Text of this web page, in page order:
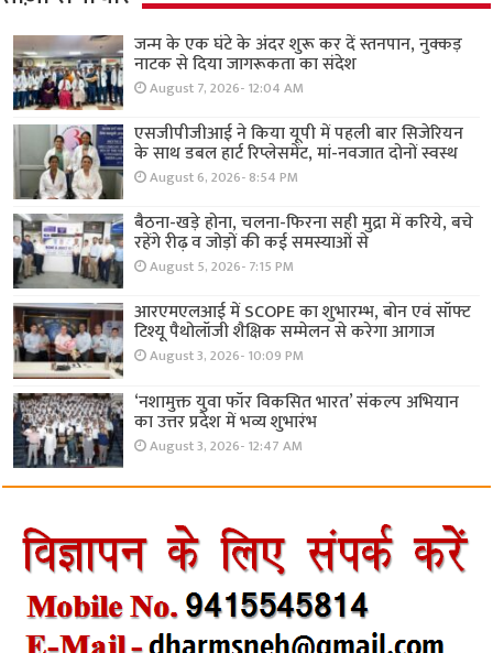
जन्म के एक घंटे के अंदर शुरू कर दें स्तनपान, नुक्कड़
नाटक से दिया जागरूकता का संदेश
August 7, 2026- 12:04 AM
एसजीपीजीआई ने किया यूपी में पहली बार सिजेरियन
के साथ डबल हार्ट रिप्लेसमेंट, मां-नवजात दोनों स्वस्थ
August 6, 2026- 8:54 PM
बैठना-खड़े होना, चलना-फिरना सही मुद्रा में करिये, बचे
रहेंगे रीढ़ व जोड़ों की कई समस्याओं से
August 5, 2026- 7:15 PM
आरएमएलआई में SCOPE का शुभारम्भ, बोन एवं सॉफ्ट
टिश्यू पैथोलॉजी शैक्षिक सम्मेलन से करेगा आगाज
August 3, 2026- 10:09 PM
‘नशामुक्त युवा फॉर विकसित भारत’ संकल्प अभियान
का उत्तर प्रदेश में भव्य शुभारंभ
August 3, 2026- 12:47 AM